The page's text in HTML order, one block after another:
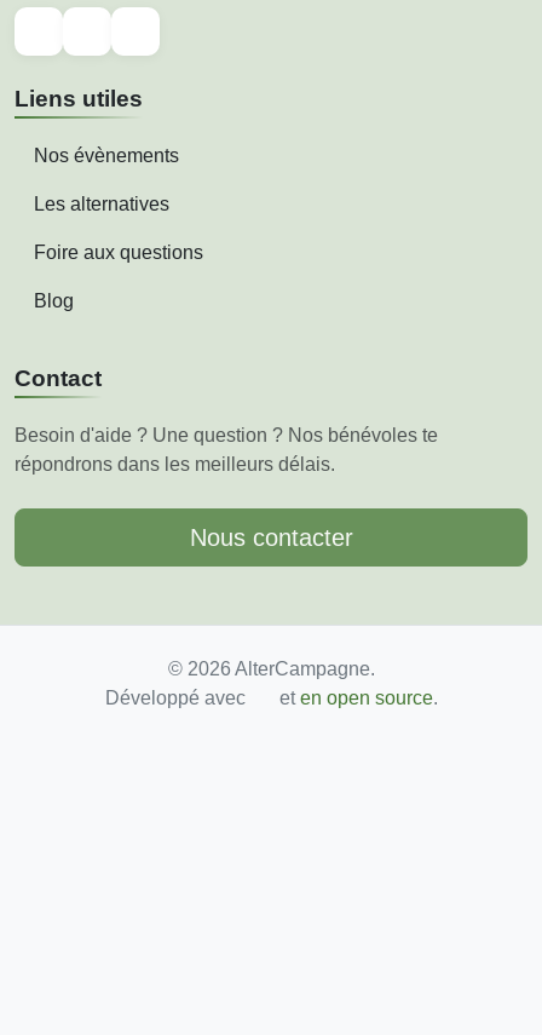
Liens utiles
Nos évènements
Les alternatives
Foire aux questions
Blog
Contact
Besoin d'aide ? Une question ? Nos bénévoles te
répondrons dans les meilleurs délais.
Nous contacter
© 2026 AlterCampagne.
Développé avec
eten open source.